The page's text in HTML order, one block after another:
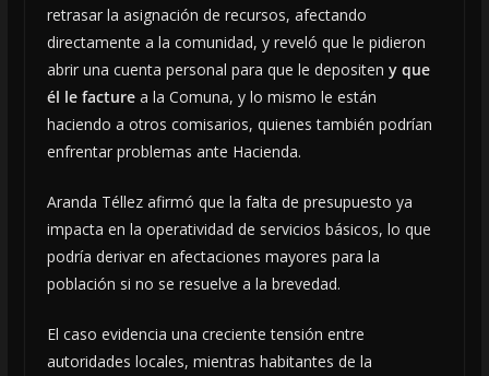
retrasar la asignación de recursos, afectando
directamente a la comunidad, y reveló que le pidieron
abrir una cuenta personal para que le depositen y que
él le facturea la Comuna, y lo mismo le están
haciendo a otros comisarios, quienes también podrían
enfrentar problemas ante Hacienda.
Aranda Téllez afirmó que la falta de presupuesto ya
impacta en la operatividad de servicios básicos, lo que
podría derivar en afectaciones mayores para la
población si no se resuelve a la brevedad.
El caso evidencia una creciente tensión entre
autoridades locales, mientras habitantes de la